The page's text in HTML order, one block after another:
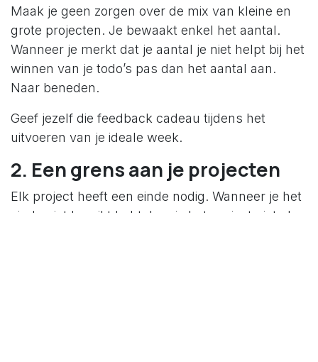
Maak je geen zorgen over de mix van kleine en
grote projecten. Je bewaakt enkel het aantal.
Wanneer je merkt dat je aantal je niet helpt bij het
winnen van je todo’s pas dan het aantal aan.
Naar beneden.
Geef jezelf die feedback cadeau tijdens het
uitvoeren van je ideale week.
2. Een grens aan je projecten
Elk project heeft een einde nodig. Wanneer je het
einde niet bereikt hebt, kan je het project niet als